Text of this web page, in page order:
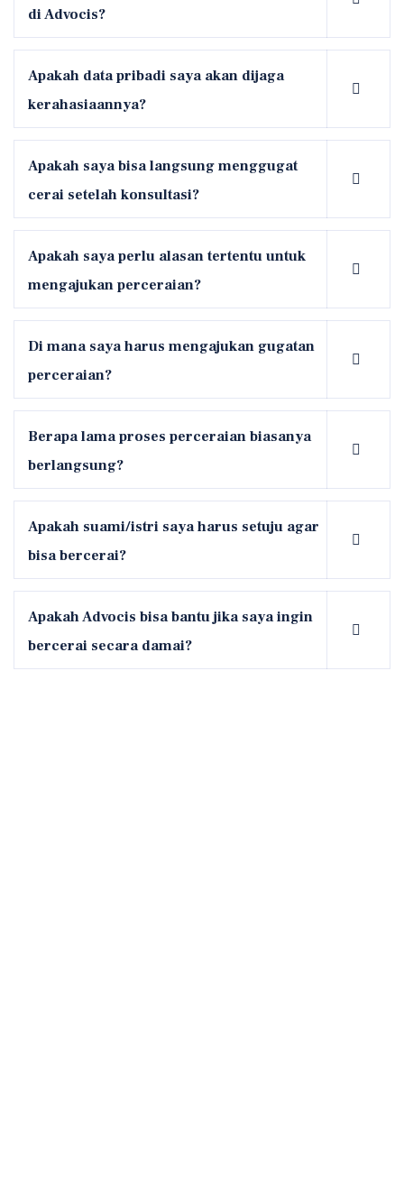
di Advocis?
Apakah data pribadi saya akan dijaga
kerahasiaannya?
Apakah saya bisa langsung menggugat
cerai setelah konsultasi?
Apakah saya perlu alasan tertentu untuk
mengajukan perceraian?
Di mana saya harus mengajukan gugatan
perceraian?
Berapa lama proses perceraian biasanya
berlangsung?
Apakah suami/istri saya harus setuju agar
bisa bercerai?
Apakah Advocis bisa bantu jika saya ingin
bercerai secara damai?